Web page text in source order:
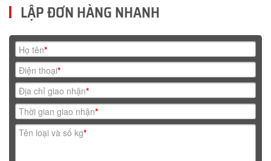
LẬP ĐƠN HÀNG NHANH
Họ tên*
Điện thoại*
Địa chỉ giao nhận*
Thời gian giao nhận*
Tên loại và số kg*